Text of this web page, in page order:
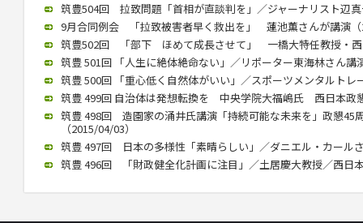
筑豊504回 拉致問題「首相が直談判を」／ジャーナリスト辺
9月合同例会 「拉致被害者早く救出を」 蓮池薫さんが講演
筑豊502回 「部下 ほめて成長させて」 一橋大特任教授・西
筑豊 501回 「人生に絶体絶命ない」／リポーター東海林さん講
筑豊 500回 「重心低く自然体がいい」／スポーツメンタルト
筑豊 499回 自治体は発想転換を 中央学院大福嶋氏 西日本政
筑豊 498回 造園家の涌井氏講演「持続可能な未来を」政懇45
（2015/04/03）
筑豊 497回 日本の多様性「素晴らしい」／ダニエル・カール
筑豊 496回 「財政健全化計画に注目」／土居慶大教授／西日